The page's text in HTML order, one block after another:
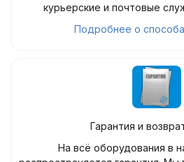
курьерские и почтовые
Подробнее о
Гарантия и
На всё оборудования в